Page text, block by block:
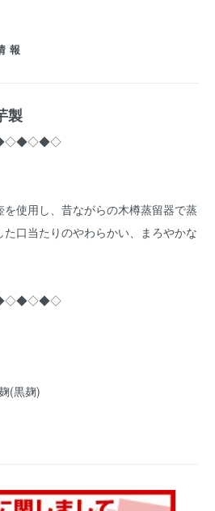
報
製
使用し、昔ながらの木樽蒸留器で蒸
口当たりのやわらかい、まろやかな
(黒麹)